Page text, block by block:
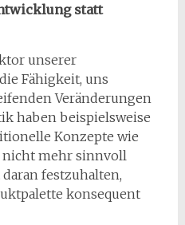
statt
unserer
Fähigkeit, uns
Veränderungen
haben beispielsweise
Konzepte wie
nicht mehr sinnvoll
festzuhalten,
konsequent